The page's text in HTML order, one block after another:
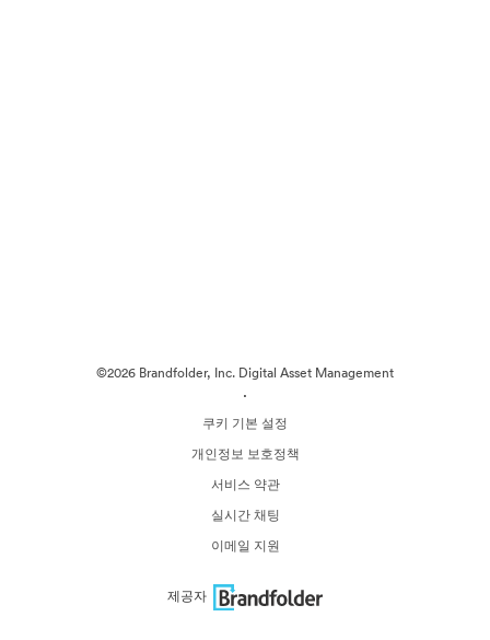
©2026 Brandfolder, Inc. Digital Asset Management
·
쿠키 기본 설정
개인정보 보호정책
서비스 약관
실시간 채팅
이메일 지원
제공자